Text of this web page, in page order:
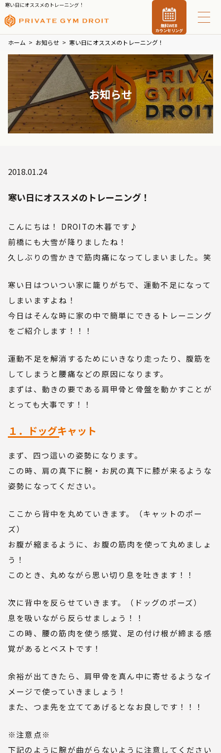
寒い日にオススメのトレーニング！
無料WEB
カウンセリング
ホーム お知らせ 寒い日にオススメのトレーニング！
お知らせ
2018.01.24
寒い日にオススメのトレーニング！
こんにちは！ DROITの木暮です♪
前橋にも大雪が降りましたね！
久しぶりの雪かきで筋肉痛になってしまいました。笑
寒い日はついつい家に籠りがちで、運動不足になって
しまいますよね！
今日はそんな時に家の中で簡単にできるトレーニング
をご紹介します！！！
運動不足を解消するためにいきなり走ったり、腹筋を
してしまうと腰痛などの原因になります。
まずは、動きの要である肩甲骨と骨盤を動かすことが
とっても大事です！！
１．ドッグキャット
まず、四つ這いの姿勢になります。
この時、肩の真下に腕・お尻の真下に膝が来るような
姿勢になってください。
ここから背中を丸めていきます。（キャットのポー
ズ）
お腹が縮まるように、お腹の筋肉を使って丸めましょ
う！
このとき、丸めながら思い切り息を吐きます！！
次に背中を反らせていきます。（ドッグのポーズ）
息を吸いながら反らせましょう！！
この時、腰の筋肉を使う感覚、足の付け根が締まる感
覚があるとベストです！
余裕が出てきたら、肩甲骨を真ん中に寄せるようなイ
メージで使っていきましょう！
また、つま先を立ててあげるとなお良しです！！！
※注意点※
下記のように腕が曲がらないように注意してください